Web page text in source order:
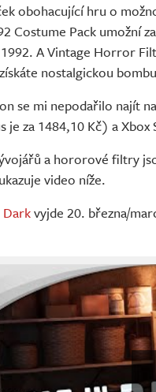
obohacující hru o
Costume Pack umožní
A Vintage Horror
nostalgickou
se mi nepodařilo najít
je za 1484,10 Kč) a
a hororové filtry
video níže.
vyjde 20. března/